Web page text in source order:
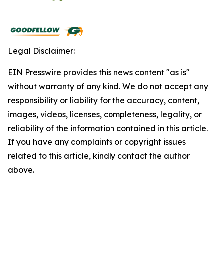
Legal Disclaimer:
EIN Presswire provides this news content "as is"
without warranty of any kind. We do not accept any
responsibility or liability for the accuracy, content,
images, videos, licenses, completeness, legality, or
reliability of the information contained in this article.
If you have any complaints or copyright issues
related to this article, kindly contact the author
above.